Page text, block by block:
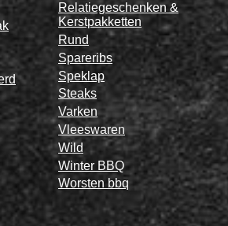
Relatiegeschenken &
Kerstpakketten
Rund
Spareribs
Speklap
Steaks
Varken
Vleeswaren
Wild
Winter BBQ
Worsten bbq